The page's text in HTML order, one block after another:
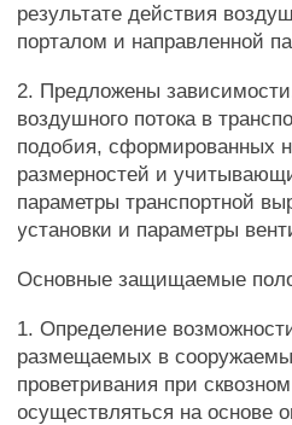
результате действия
порталом и направленной
2. Предложены
воздушного потока в
подобия, сформированных
размерностей и
параметры транспортной
установки и параметры
Основные защищаемые
1. Определение
размещаемых в
проветривания при
осуществляться на основе